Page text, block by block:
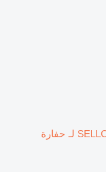
قطعة الغيار الأخرى للمحرك SELLO 9J-3589 لـ حفارة